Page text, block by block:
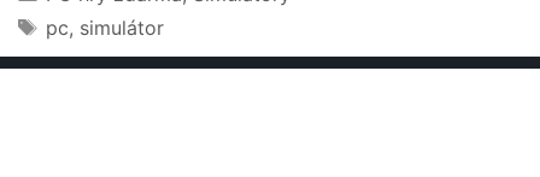
Štítky
pc, simulátor